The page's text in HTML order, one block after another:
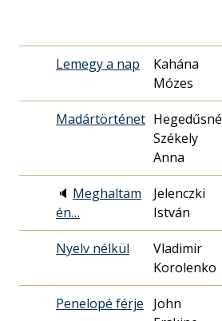
Lemegy a nap
Kahána
Mózes
Madártörténet Hegedűsné
Székely
Anna
🔈 Meghaltam
én…
Jelenczki
István
Nyelv nélkül
Vladimir
Korolenko
Penelopé férje
John